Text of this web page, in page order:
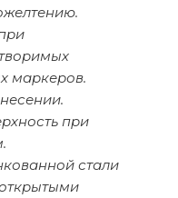
маркеров.
при
стали